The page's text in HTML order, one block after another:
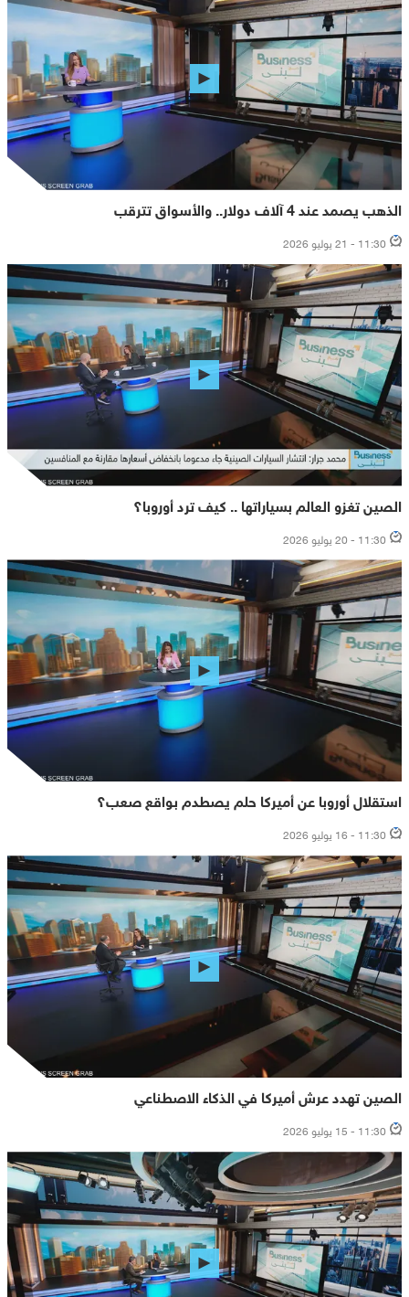
الذهب يصمد عند 4 آلاف دولار.. والأسواق تترقب
11:30 - 21 يوليو 2026
الصين تغزو العالم بسياراتها .. كيف ترد أوروبا؟
11:30 - 20 يوليو 2026
استقلال أوروبا عن أميركا حلم يصطدم بواقع صعب؟
11:30 - 16 يوليو 2026
الصين تهدد عرش أميركا في الذكاء الاصطناعي
11:30 - 15 يوليو 2026